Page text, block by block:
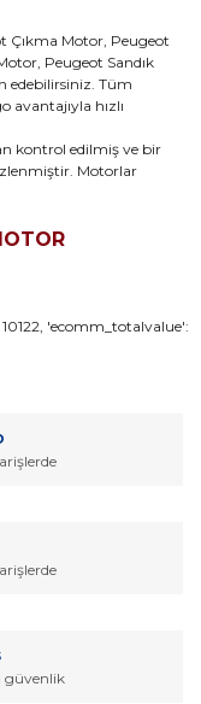
Çıkma Motor, Peugeot
Peugeot Sandık
edebilirsiniz. Tüm
hızlı
kontrol edilmiş ve bir
Motorlar
ve diğer
öneri formunu
'ecomm_totalvalue':
güvenlik